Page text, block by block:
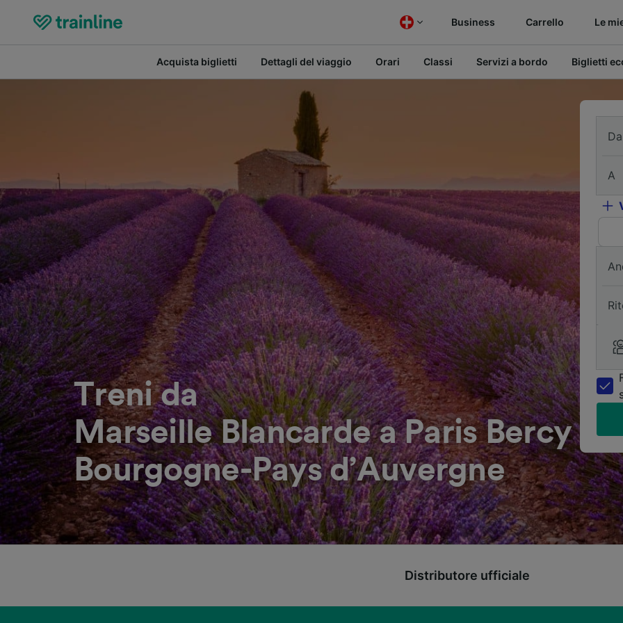
Business Carrello Le
Acquista biglietti Dettagli del viaggio Orari Classi Servizi a bordo Biglietti
Treni da
Marseille Blancarde a Paris Bercy
Bourgogne-Pays d’Auvergne
Da
A
Distributore ufficiale